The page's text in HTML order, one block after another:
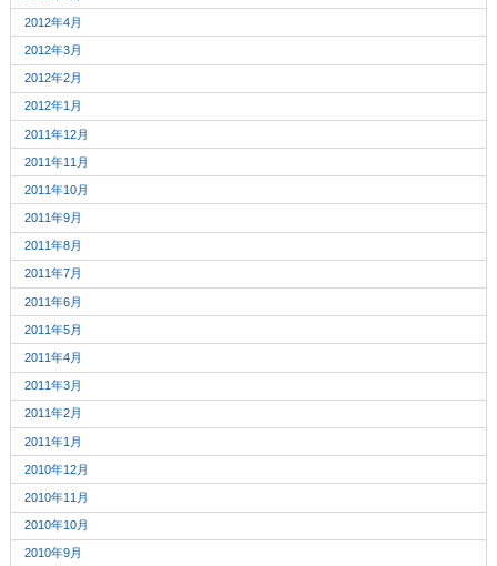
2012年4月
2012年3月
2012年2月
2012年1月
2011年12月
2011年11月
2011年10月
2011年9月
2011年8月
2011年7月
2011年6月
2011年5月
2011年4月
2011年3月
2011年2月
2011年1月
2010年12月
2010年11月
2010年10月
2010年9月